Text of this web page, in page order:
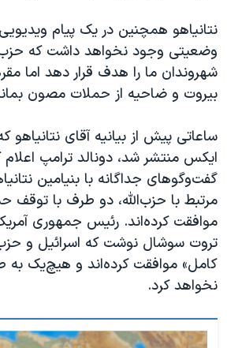
نتانیاهو همچنین در یک پیام
وضعیتی وجود نخواهد داشت که
شهروندان ما را هدف قرار دهد اما
بیروت و ضاحیه از حملات مصون
ساعاتی پیش از بیانیه آقای نتانیاهو
ایکس منتشر شد، دونالد ترامپ
گفت‌وگوهای جداگانه با بنیامین
مرتبط با حزب‌الله، دو طرف با توقف
موافقت کرده‌اند. رئیس جمهوری
تروت سوشال نوشت که اسرائیل و
کامل» موافقت کرده‌اند و هیچ‌یک
نخواهد کرد.